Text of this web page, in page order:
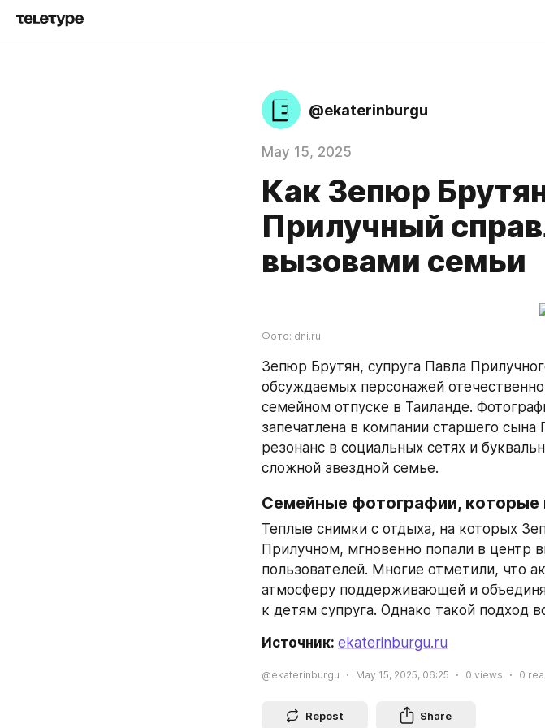
@ekaterinburgu
May 15, 2025
Как Зепюр
Прилучный
вызовами семьи
Фото: dni.ru
Зепюр Брутян, супруга Павла
обсуждаемых персонажей
семейном отпуске в Таиланде.
запечатлена в компании старшего
резонанс в социальных сетях и
сложной звездной семье.
Семейные фотографии, которые
Теплые снимки с отдыха, на которых
Прилучном, мгновенно попали в центр
пользователей. Многие отметили, что
атмосферу поддерживающей и
к детям супруга. Однако такой подход
Источник: ekaterinburgu.ru
@ekaterinburgu May 15, 2025, 06:25 0 views 0
Repost Share